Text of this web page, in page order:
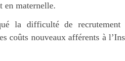
en maternelle.
la difficulté de recrutement
coûts nouveaux afférents à